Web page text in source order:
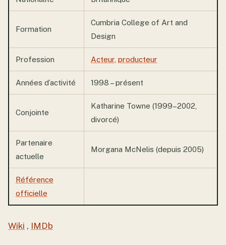
Formation
Cumbria College of Art and
Design
Profession Acteur, producteur
Années d’activité 1998 – présent
Conjointe
Katharine Towne (1999–2002,
divorcé)
Partenaire
actuelle
Morgana McNelis (depuis 2005)
Référence
officielle
Wiki , IMDb